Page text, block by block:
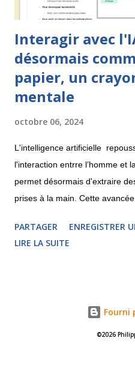
Interagir avec
désormais
papier, un
mentale
octobre 06, 2024
L'intelligence artificielle
l'interaction entrre l’homme et
permet désormais d'extraire
prises à la main. Cette
cela ici. Pixtral : l'IA qui
française Mistral , spécialisée
fascinantes. J'ai décidé de
et interpréter une carte
PARTAGER
ENREGISTRER
LIRE LA SUITE
Fourni
©2026